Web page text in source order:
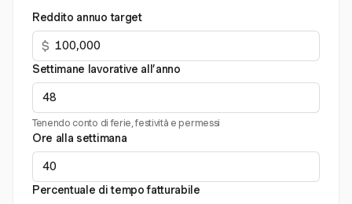
Reddito annuo target
$
Settimane lavorative all’anno
Tenendo conto di ferie, festività e permessi
Ore alla settimana
Percentuale di tempo fatturabile